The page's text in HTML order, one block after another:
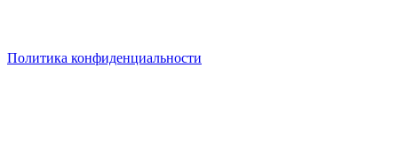
Политика конфиденциальности